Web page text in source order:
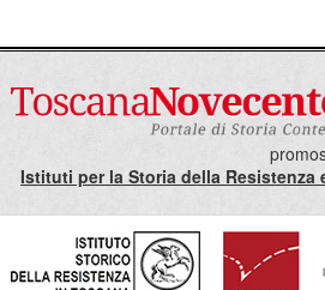
Istituti per la Storia della Resistenza